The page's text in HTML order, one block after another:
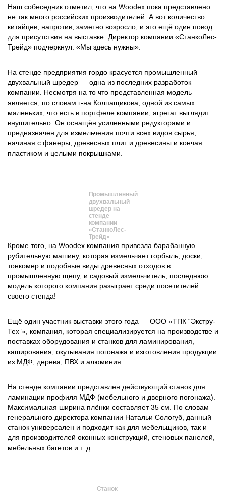
Наш собеседник отметил, что на Woodex пока представлено
не так много российских производителей. А вот количество
китайцев, напротив, заметно возросло, и это ещё один повод
для присутствия на выставке. Директор компании «СтанкоЛес-
Трейд» подчеркнул: «Мы здесь нужны».
На стенде предприятия гордо красуется промышленный
двухвальный шредер — одна из последних разработок
компании. Несмотря на то что представленная модель
является, по словам г-на Колпащикова, одной из самых
маленьких, что есть в портфеле компании, агрегат выглядит
внушительно. Он оснащён усиленными редукторами и
предназначен для измельчения почти всех видов сырья,
начиная с фанеры, древесных плит и древесины и кончая
пластиком и целыми покрышками.
Промышленный
двухвальный
шредер на
стенде
компании
«СтанкоЛес-
Трейд»
Кроме того, на Woodex компания привезла барабанную
рубительную машину, которая измельчает горбыль, доски,
тонкомер и подобные виды древесных отходов в
промышленную щепу, и садовый измельчитель, последнюю
модель которого компания разыграет среди посетителей
своего стенда!
Ещё один участник выставки этого года — ООО «ТПК “Экстру-
Тех”», компания, которая специализируется на производстве и
поставках оборудования и станков для ламинирования,
каширования, окутывания погонажа и изготовления продукции
из МДФ, дерева, ПВХ и алюминия.
На стенде компании представлен действующий станок для
ламинации профиля МДФ (мебельного и дверного погонажа).
Максимальная ширина плёнки составляет 35 см. По словам
генерального директора компании Натальи Сологуб, данный
станок универсален и подходит как для мебельщиков, так и
для производителей оконных конструкций, стеновых панелей,
мебельных багетов и т. д.
Станок